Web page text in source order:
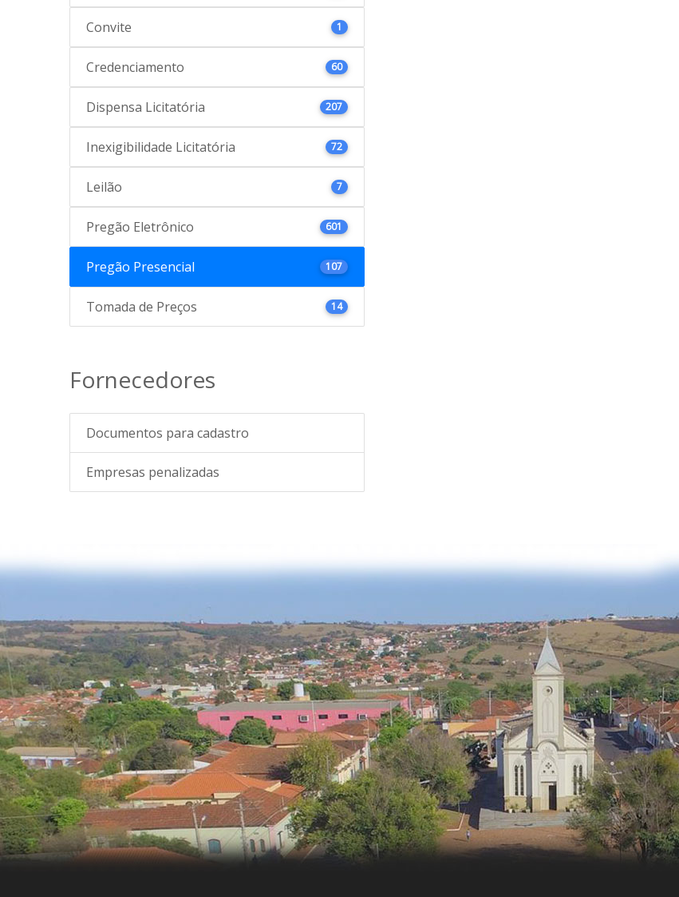
Convite 1
Credenciamento 60
Dispensa Licitatória 207
Inexigibilidade Licitatória 72
Leilão 7
Pregão Eletrônico 601
Pregão Presencial 107
Tomada de Preços 14
Fornecedores
Documentos para cadastro
Empresas penalizadas